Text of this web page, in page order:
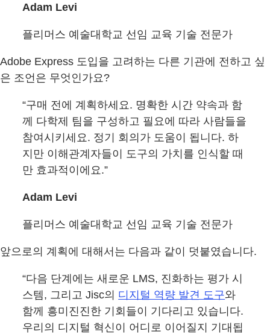
Adam Levi
플리머스 예술대학교 선임 교육 기술 전문가
Adobe Express 도입을 고려하는 다른 기관에 전하고 싶
은 조언은 무엇인가요?
“구매 전에 계획하세요. 명확한 시간 약속과 함
께 다학제 팀을 구성하고 필요에 따라 사람들을
참여시키세요. 정기 회의가 도움이 됩니다. 하
지만 이해관계자들이 도구의 가치를 인식할 때
만 효과적이에요.”
Adam Levi
플리머스 예술대학교 선임 교육 기술 전문가
앞으로의 계획에 대해서는 다음과 같이 덧붙였습니다.
“다음 단계에는 새로운 LMS, 진화하는 평가 시
스템, 그리고 Jisc의 디지털 역량 발견 도구와
함께 흥미진진한 기회들이 기다리고 있습니다.
우리의 디지털 혁신이 어디로 이어질지 기대됩